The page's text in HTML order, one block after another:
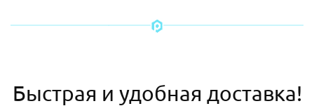
Быстрая и удобная доставка!